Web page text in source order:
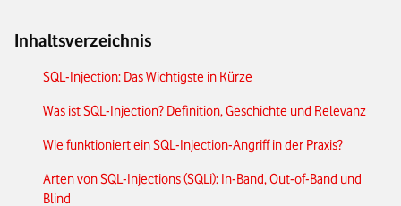
Inhaltsverzeichnis
SQL-Injection: Das Wichtigste in Kürze
Was ist SQL-Injection? Definition, Geschichte und Relevanz
Wie funktioniert ein SQL-Injection-Angriff in der Praxis?
Arten von SQL-Injections (SQLi): In-Band, Out-of-Band und
Blind